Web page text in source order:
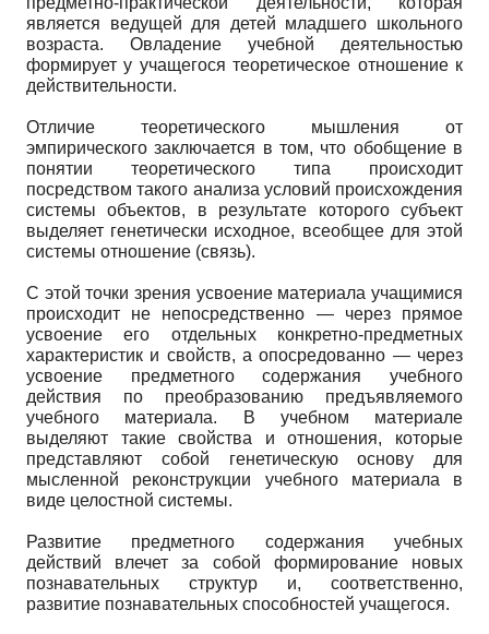
является ведущей для детей младшего школьного
возраста. Овладение учебной деятельностью
формирует у учащегося теоретическое отношение к
действительности.
Отличие теоретического мышления от
эмпирического заключается в том, что обобщение в
понятии теоретического типа происходит
посредством такого анализа условий происхождения
системы объектов, в результате которого субъект
выделяет генетически исходное, всеобщее для этой
системы отношение (связь).
С этой точки зрения усвоение материала учащимися
происходит не непосредственно — через прямое
усвоение его отдельных конкретно-предметных
характеристик и свойств, а опосредованно — через
усвоение предметного содержания учебного
действия по преобразованию предъявляемого
учебного материала. В учебном материале
выделяют такие свойства и отношения, которые
представляют собой генетическую основу для
мысленной реконструкции учебного материала в
виде целостной системы.
Развитие предметного содержания учебных
действий влечет за собой формирование новых
познавательных структур и, соответственно,
развитие познавательных способностей учащегося.